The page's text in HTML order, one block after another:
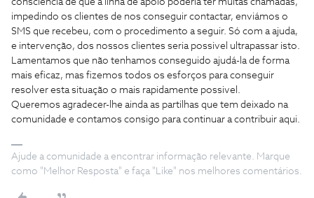
consciência de que a linha de apoio poderia ter muitas chamadas,
impedindo os clientes de nos conseguir contactar, enviámos o
SMS que recebeu, com o procedimento a seguir. Só com a ajuda,
e intervenção, dos nossos clientes seria possivel ultrapassar isto.
Lamentamos que não tenhamos conseguido ajudá-la de forma
mais eficaz, mas fizemos todos os esforços para conseguir
resolver esta situação o mais rapidamente possivel.
Queremos agradecer-lhe ainda as partilhas que tem deixado na
comunidade e contamos consigo para continuar a contribuir aqui.
Ajude a comunidade a encontrar informação relevante. Marque
como "Melhor Resposta" e faça "Like" nos melhores comentários.